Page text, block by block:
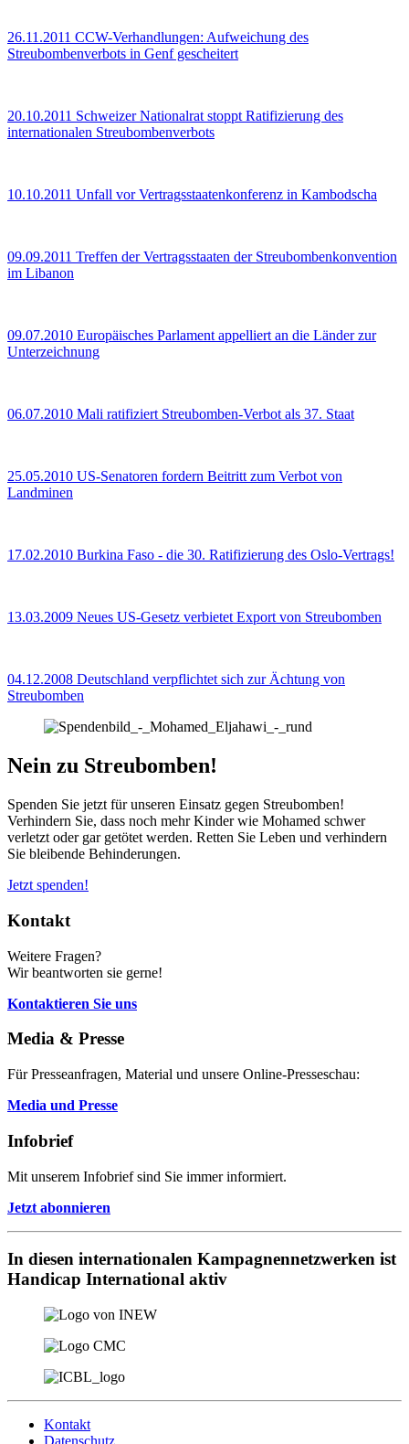
26.11.2011 CCW-Verhandlungen: Aufweichung des
Streubombenverbots in Genf gescheitert
20.10.2011 Schweizer Nationalrat stoppt Ratifizierung des
internationalen Streubombenverbots
10.10.2011 Unfall vor Vertragsstaatenkonferenz in Kambodscha
09.09.2011 Treffen der Vertragsstaaten der Streubombenkonvention
im Libanon
09.07.2010 Europäisches Parlament appelliert an die Länder zur
Unterzeichnung
06.07.2010 Mali ratifiziert Streubomben-Verbot als 37. Staat
25.05.2010 US-Senatoren fordern Beitritt zum Verbot von
Landminen
17.02.2010 Burkina Faso - die 30. Ratifizierung des Oslo-Vertrags!
13.03.2009 Neues US-Gesetz verbietet Export von Streubomben
04.12.2008 Deutschland verpflichtet sich zur Ächtung von
Streubomben
Nein zu Streubomben!
Spenden Sie jetzt für unseren Einsatz gegen Streubomben!
Verhindern Sie, dass noch mehr Kinder wie Mohamed schwer
verletzt oder gar getötet werden. Retten Sie Leben und verhindern
Sie bleibende Behinderungen.
Jetzt spenden!
Kontakt
Weitere Fragen?
Wir beantworten sie gerne!
Kontaktieren Sie uns
Media & Presse
Für Presseanfragen, Material und unsere Online-Presseschau:
Media und Presse
Infobrief
Mit unserem Infobrief sind Sie immer informiert.
Jetzt abonnieren
In diesen internationalen Kampagnennetzwerken ist
Handicap International aktiv
Kontakt
Datenschutz